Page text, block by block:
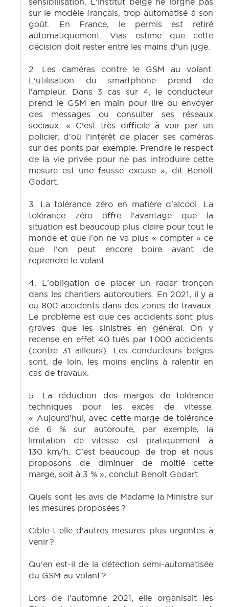
sur le modèle français, trop automatisé à son
goût. En France, le permis est retiré
automatiquement. Vias estime que cette
décision doit rester entre les mains d'un juge.
2. Les caméras contre le GSM au volant.
L'utilisation du smartphone prend de
l'ampleur. Dans 3 cas sur 4, le conducteur
prend le GSM en main pour lire ou envoyer
des messages ou consulter ses réseaux
sociaux. « C'est très difficile à voir par un
policier, d'où l'intérêt de placer ses caméras
sur des ponts par exemple. Prendre le respect
de la vie privée pour ne pas introduire cette
mesure est une fausse excuse », dit Benoît
Godart.
3. La tolérance zéro en matière d'alcool. La
tolérance zéro offre l'avantage que la
situation est beaucoup plus claire pour tout le
monde et que l'on ne va plus « compter » ce
que l'on peut encore boire avant de
reprendre le volant.
4. L'obligation de placer un radar tronçon
dans les chantiers autoroutiers. En 2021, il y a
eu 800 accidents dans des zones de travaux.
Le problème est que ces accidents sont plus
graves que les sinistres en général. On y
recense en effet 40 tués par 1 000 accidents
(contre 31 ailleurs). Les conducteurs belges
sont, de loin, les moins enclins à ralentir en
cas de travaux.
5. La réduction des marges de tolérance
techniques pour les excès de vitesse.
« Aujourd'hui, avec cette marge de tolérance
de 6 % sur autoroute, par exemple, la
limitation de vitesse est pratiquement à
130 km/h. C'est beaucoup de trop et nous
proposons de diminuer de moitié cette
marge, soit à 3 % », conclut Benoît Godart.
Quels sont les avis de Madame la Ministre sur
les mesures proposées ?
Cible-t-elle d'autres mesures plus urgentes à
venir ?
Qu'en est-il de la détection semi-automatisée
du GSM au volant ?
Lors de l'automne 2021, elle organisait les